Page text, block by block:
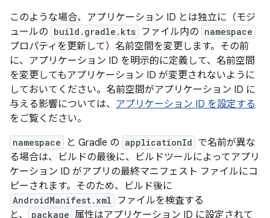
このような場合、アプリケーション ID とは独立に（モジ
ュールの build.gradle.kts ファイル内の namespace
プロパティを更新して）名前空間を変更します。その前
に、アプリケーション ID を明示的に定義して、名前空間
を変更してもアプリケーション ID が変更されないように
しておいてください。名前空間がアプリケーション ID に
与える影響については、 アプリケーション ID を設定する
をご覧ください。
namespace と Gradle の applicationId で名前が異な
る場合は、ビルドの最後に、ビルドツールによってアプリ
ケーション ID がアプリの最終マニフェスト ファイルにコ
ピーされます。そのため、ビルド後に
AndroidManifest.xml
ファイルを検査する
と、
package 属性はアプリケーション ID に設定されて